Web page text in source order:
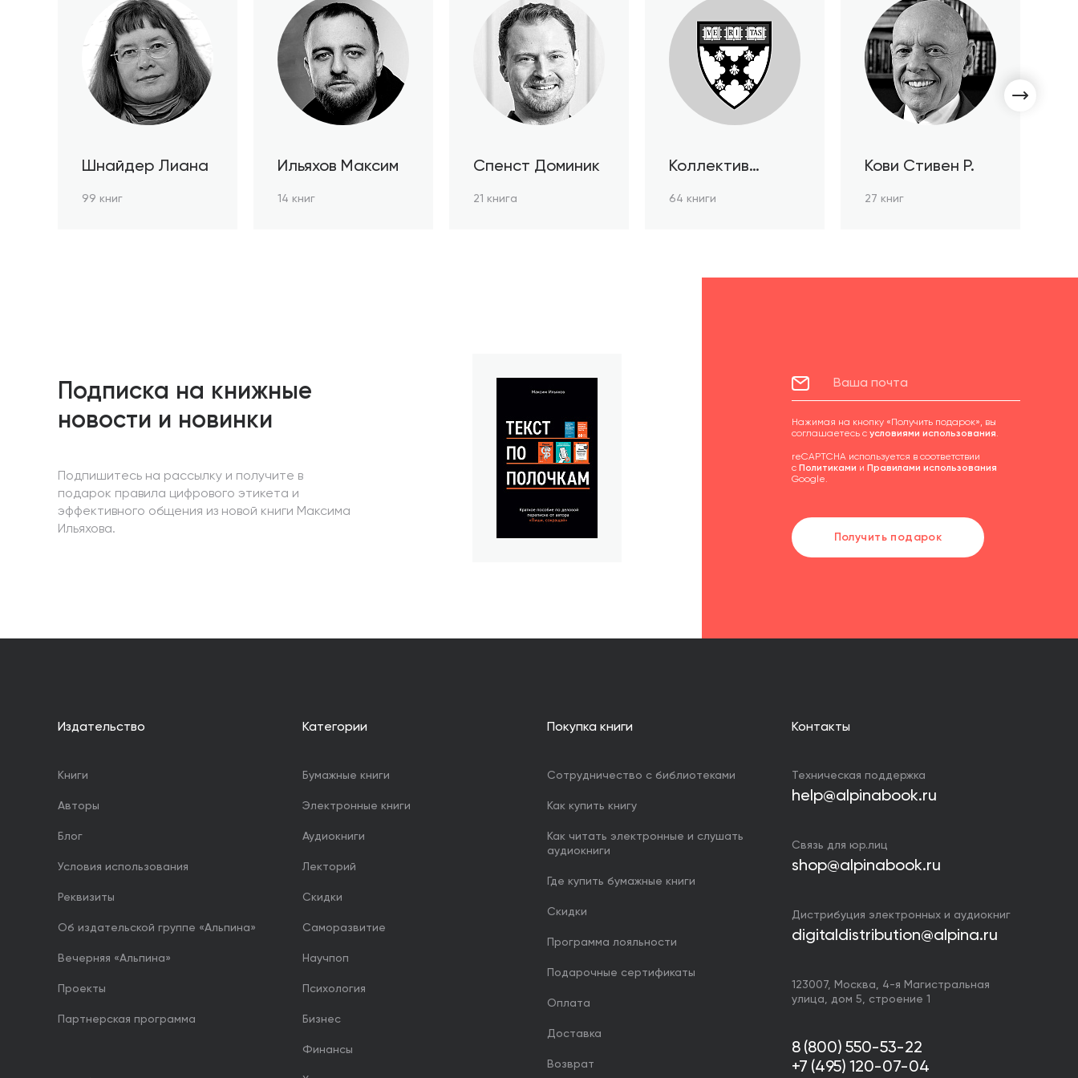
Шнайдер Лиана
99 книг
Ильяхов Максим
14 книг
Спенст Доминик
21 книга
Коллектив
64 книги
Кови Стивен Р.
27 книг
Подписка на книжные
новости и новинки
Подпишитесь на рассылку и получите в
подарок правила цифрового этикета и
эффективного общения из новой книги Максима
Ильяхова.
Нажимая на кнопку «Получить подарок», вы
соглашаетесь с условиями использования.
reCAPTCHA используется в соответствии
с Политиками и Правилами использования
Google.
Получить подарок
Издательство
Книги
Авторы
Блог
Условия использования
Реквизиты
Об издательской группе «Альпина»
Вечерняя «Альпина»
Проекты
Партнерская программа
Категории
Бумажные книги
Электронные книги
Аудиокниги
Лекторий
Скидки
Саморазвитие
Научпоп
Психология
Бизнес
Финансы
Покупка книги
Сотрудничество с библиотеками
Как купить книгу
Как читать электронные и слушать
аудиокниги
Где купить бумажные книги
Скидки
Программа лояльности
Подарочные сертификаты
Оплата
Доставка
Возврат
Контакты
Техническая поддержка
help@alpinabook.ru
Связь для юр.лиц
shop@alpinabook.ru
Дистрибуция электронных и аудиокниг
digitaldistribution@alpina.ru
123007, Москва, 4-я Магистральная
улица, дом 5, строение 1
8 (800) 550-53-22
+7 (495) 120-07-04